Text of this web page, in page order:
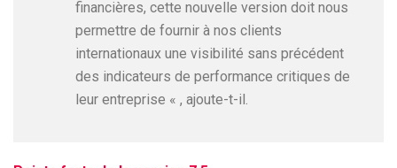
financières, cette nouvelle version doit nous
permettre de fournir à nos clients
internationaux une visibilité sans précédent
des indicateurs de performance critiques de
leur entreprise « , ajoute-t-il.